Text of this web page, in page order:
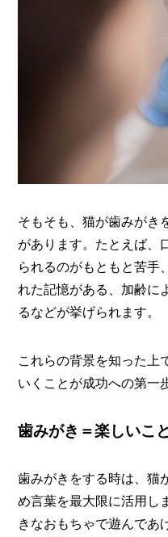
そもそも、猫が歯みがき
があります。たとえば、
られるのがもともと苦手
れた記憶がある、加齢に
るなどが挙げられます。
これらの背景を知った上
いくことが成功への第一
歯みがき＝楽しいこ
歯みがきをする時は、猫
め言葉を最大限に活用し
きなおもちゃで遊んであ